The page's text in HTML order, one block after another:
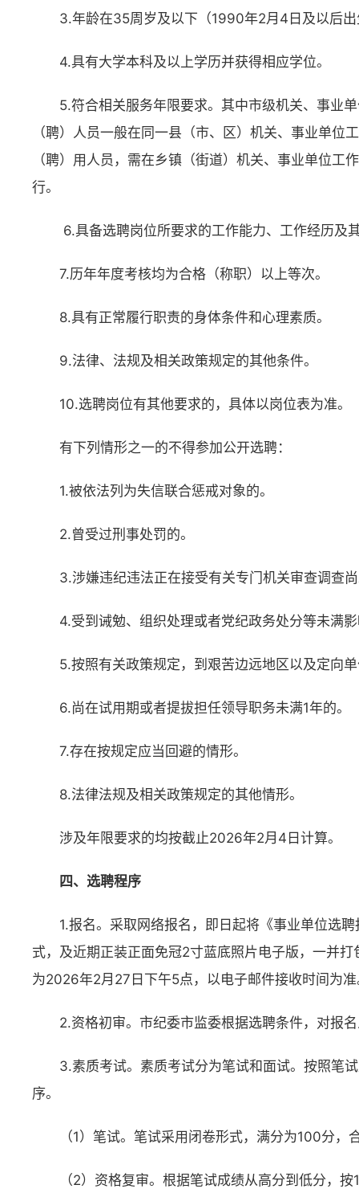
3.年龄在35周岁及以下（1990年2月4日及以后
4.具有大学本科及以上学历并获得相应学位。
5.符合相关服务年限要求。其中市级机关、事业
（聘）人员一般在同一县（市、区）机关、事业单
（聘）用人员，需在乡镇（街道）机关、事业单位
行。
6.具备选聘岗位所要求的工作能力、工作经历及
7.历年年度考核均为合格（称职）以上等次。
8.具有正常履行职责的身体条件和心理素质。
9.法律、法规及相关政策规定的其他条件。
10.选聘岗位有其他要求的，具体以岗位表为准。
有下列情形之一的不得参加公开选聘：
1.被依法列为失信联合惩戒对象的。
2.曾受过刑事处罚的。
3.涉嫌违纪违法正在接受有关专门机关审查调查
4.受到诫勉、组织处理或者党纪政务处分等未满
5.按照有关政策规定，到艰苦边远地区以及定向
6.尚在试用期或者提拔担任领导职务未满1年的。
7.存在按规定应当回避的情形。
8.法律法规及相关政策规定的其他情形。
涉及年限要求的均按截止2026年2月4日计算。
四、选聘程序
1.报名。采取网络报名，即日起将《事业单位选
式，及近期正装正面免冠2寸蓝底照片电子版，一并
为2026年2月27日下午5点，以电子邮件接收时间为
2.资格初审。市纪委市监委根据选聘条件，对报
3.素质考试。素质考试分为笔试和面试。按照笔
序。
（1）笔试。笔试采用闭卷形式，满分为100分
（2）资格复审。根据笔试成绩从高分到低分，